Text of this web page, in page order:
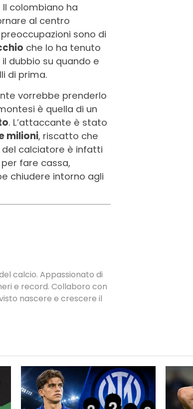
Il colombiano ha
al centro
sono di
che lo ha tenuto
dubbio su quando e
di prima.
vorrebbe prenderlo
è quella di un
. L’attaccante è stato
milioni, riscatto che
calciatore è infatti
fare cassa,
chiudere intorno agli
calcio. Appassionato di
e record. Collaboro con
nascere e crescere il